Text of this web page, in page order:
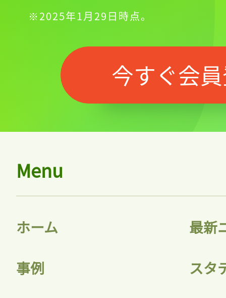
※2025年1月29日時点。
今すぐ会
Menu
ホーム 最新
事例 スタ